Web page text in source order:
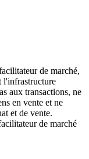
de marché,
l'infrastructure
aux transactions, ne
en vente et ne
et de vente.
de marché